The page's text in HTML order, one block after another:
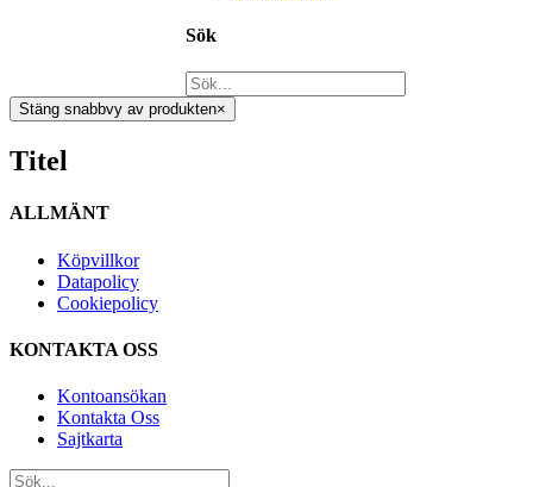
Sök
Stäng snabbvy av produkten×
Titel
ALLMÄNT
Köpvillkor
Datapolicy
Cookiepolicy
KONTAKTA OSS
Kontoansökan
Kontakta Oss
Sajtkarta